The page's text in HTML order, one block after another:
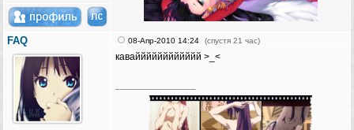
FAQ 08-Апр-2010 14:24 (спустя 21 час)
кавайййййййййййй >_<